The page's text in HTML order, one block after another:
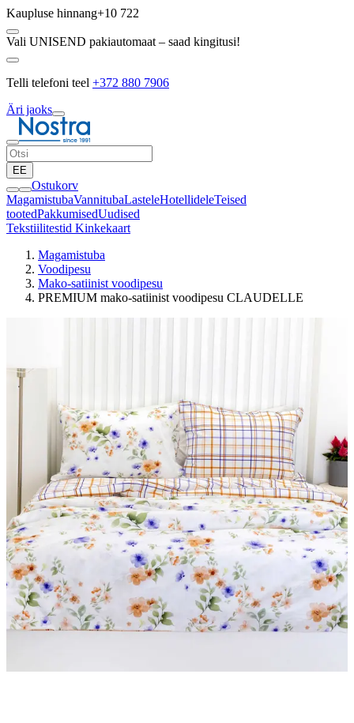
Kaupluse hinnang+10 722
Vali UNISEND pakiautomaat – saad kingitusi!
Telli telefoni teel +372 880 7906
Äri jaoks
EE
Ostukorv
MagamistubaVannitubaLasteleHotellideleTeised
tootedPakkumisedUudised
Tekstiilitestid Kinkekaart
Magamistuba
Voodipesu
Mako-satiinist voodipesu
PREMIUM mako-satiinist voodipesu CLAUDELLE